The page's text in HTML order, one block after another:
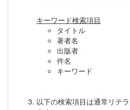
キーワード検索項目
タイトル
著者名
出版者
件名
キーワード
以下の検索項目は通常リテ